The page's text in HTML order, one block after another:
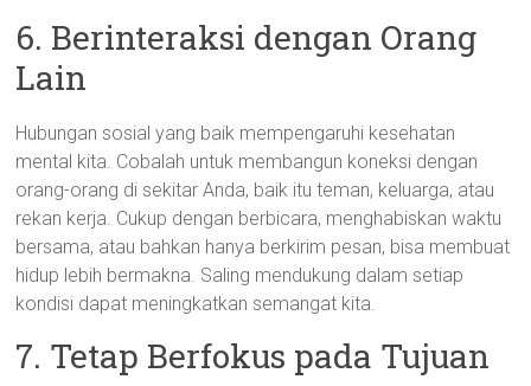
6. Berinteraksi dengan Orang
Lain
Hubungan sosial yang baik mempengaruhi kesehatan
mental kita. Cobalah untuk membangun koneksi dengan
orang-orang di sekitar Anda, baik itu teman, keluarga, atau
rekan kerja. Cukup dengan berbicara, menghabiskan waktu
bersama, atau bahkan hanya berkirim pesan, bisa membuat
hidup lebih bermakna. Saling mendukung dalam setiap
kondisi dapat meningkatkan semangat kita.
7. Tetap Berfokus pada Tujuan